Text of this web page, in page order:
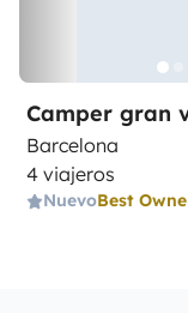
Camper gran
Barcelona
4 viajeros
NuevoBest